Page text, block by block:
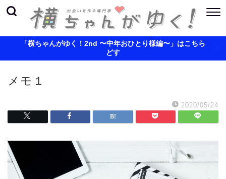
「横ちゃんがゆく！2nd 〜中年おひとり様編〜」はこちら
どす
メモ１
2020/05/24